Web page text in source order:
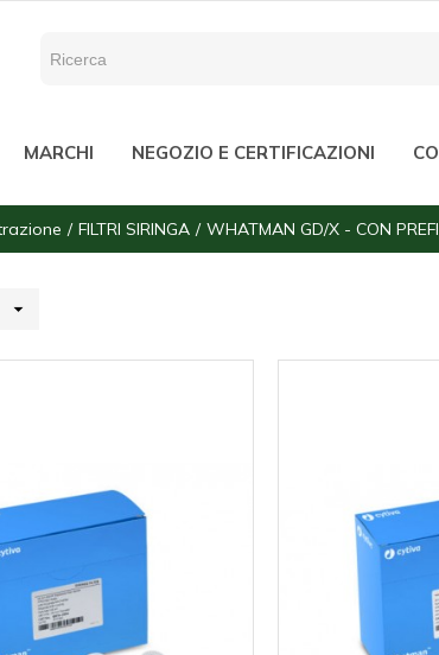
MARCHI NEGOZIO E CERTIFICAZIONI
FILTRI SIRINGA WHATMAN GD/X - CON
